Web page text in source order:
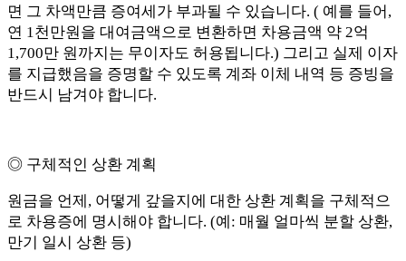
면 그 차액만큼 증여세가 부과될 수 있습니다. ( 예를 들어,
연 1천만원을 대여금액으로 변환하면 차용금액 약 2억
1,700만 원까지는 무이자도 허용됩니다.) 그리고 실제 이자
를 지급했음을 증명할 수 있도록 계좌 이체 내역 등 증빙을
반드시 남겨야 합니다.
◎ 구체적인 상환 계획
원금을 언제, 어떻게 갚을지에 대한 상환 계획을 구체적으
로 차용증에 명시해야 합니다. (예: 매월 얼마씩 분할 상환,
만기 일시 상환 등)